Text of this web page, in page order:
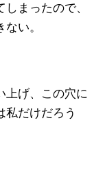
まったので、
い。
上げ、この穴に
私だけだろう